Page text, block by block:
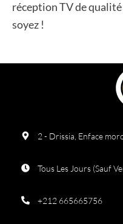
réception TV de
soyez !
2 - Drissia, Enface
Tous Les Jours (Sauf
+212 665665756